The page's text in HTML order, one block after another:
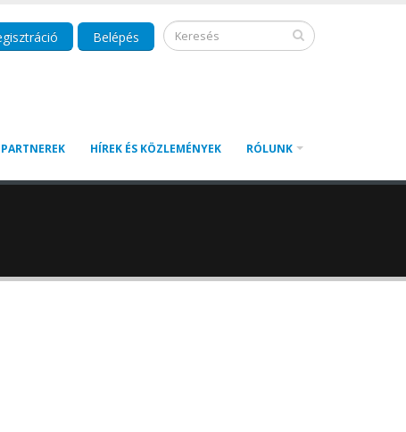
Belépés
PARTNEREK HÍREK ÉS KÖZLEMÉNYEK RÓLUNK